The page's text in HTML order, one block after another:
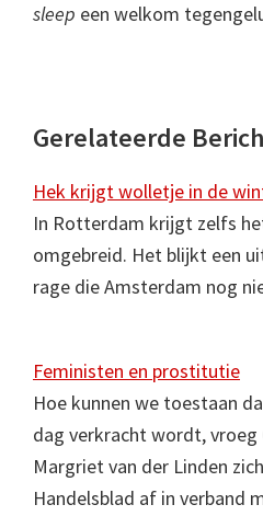
sleep een welkom
Gerelateerde
Hek krijgt wolletje in de
In Rotterdam krijgt zelfs
omgebreid. Het blijkt een
rage die Amsterdam nog
Feministen en prostitutie
Hoe kunnen we toestaan
dag verkracht wordt,
Margriet van der Linden
Handelsblad af in verband